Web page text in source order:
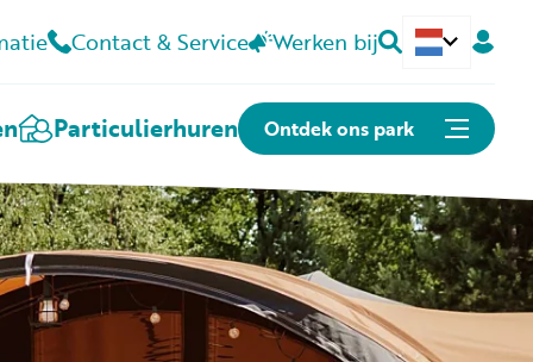
Contact & Service Werken bij Deutsch
Particulierhuren Ontdek ons park
Of snel naar:
Plattegrond
Openingstijden